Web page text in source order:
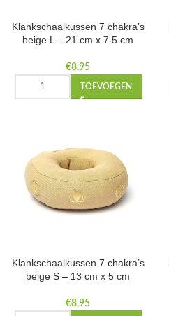
Klankschaalkussen 7 chakra’s
beige L – 21 cm x 7.5 cm
€8,95
TOEVOEGEN
Klankschaalkussen 7 chakra’s
beige S – 13 cm x 5 cm
€8,95